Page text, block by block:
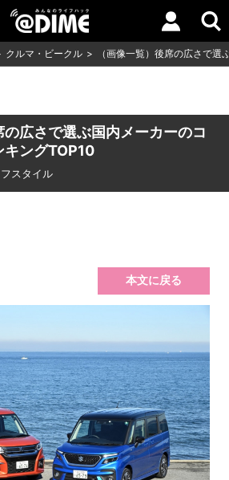
クルマ・ビークル （画像一覧）後席の広さで
の広さで選ぶ国内メーカーのコ
キングTOP10
スタイル
本文に戻る